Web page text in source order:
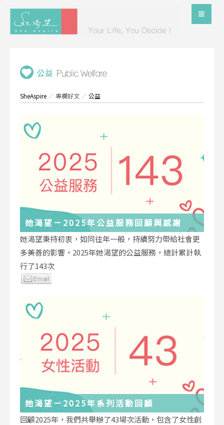
SheAspire ／專欄好文 ／公益
她渴望－2025年公益服務回顧與感謝
她渴望秉持初衷，如同往年一般，持續努力帶給社會更
多美善的影響，2025年她渴望的公益服務，總計累計執
行了143次
她渴望－2025年系列活動回顧
回顧2025年，我們共舉辦了43場次活動，包含了女性創